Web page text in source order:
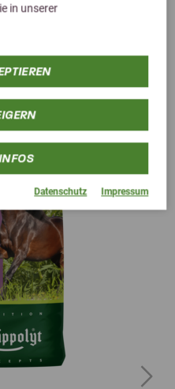
in unserer
Datenschutz Impressum
Produkte
Next